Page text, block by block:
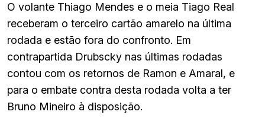
O volante Thiago Mendes e o meia Tiago Real
receberam o terceiro cartão amarelo na última
rodada e estão fora do confronto. Em
contrapartida Drubscky nas últimas rodadas
contou com os retornos de Ramon e Amaral, e
para o embate contra desta rodada volta a ter
Bruno Mineiro à disposição.